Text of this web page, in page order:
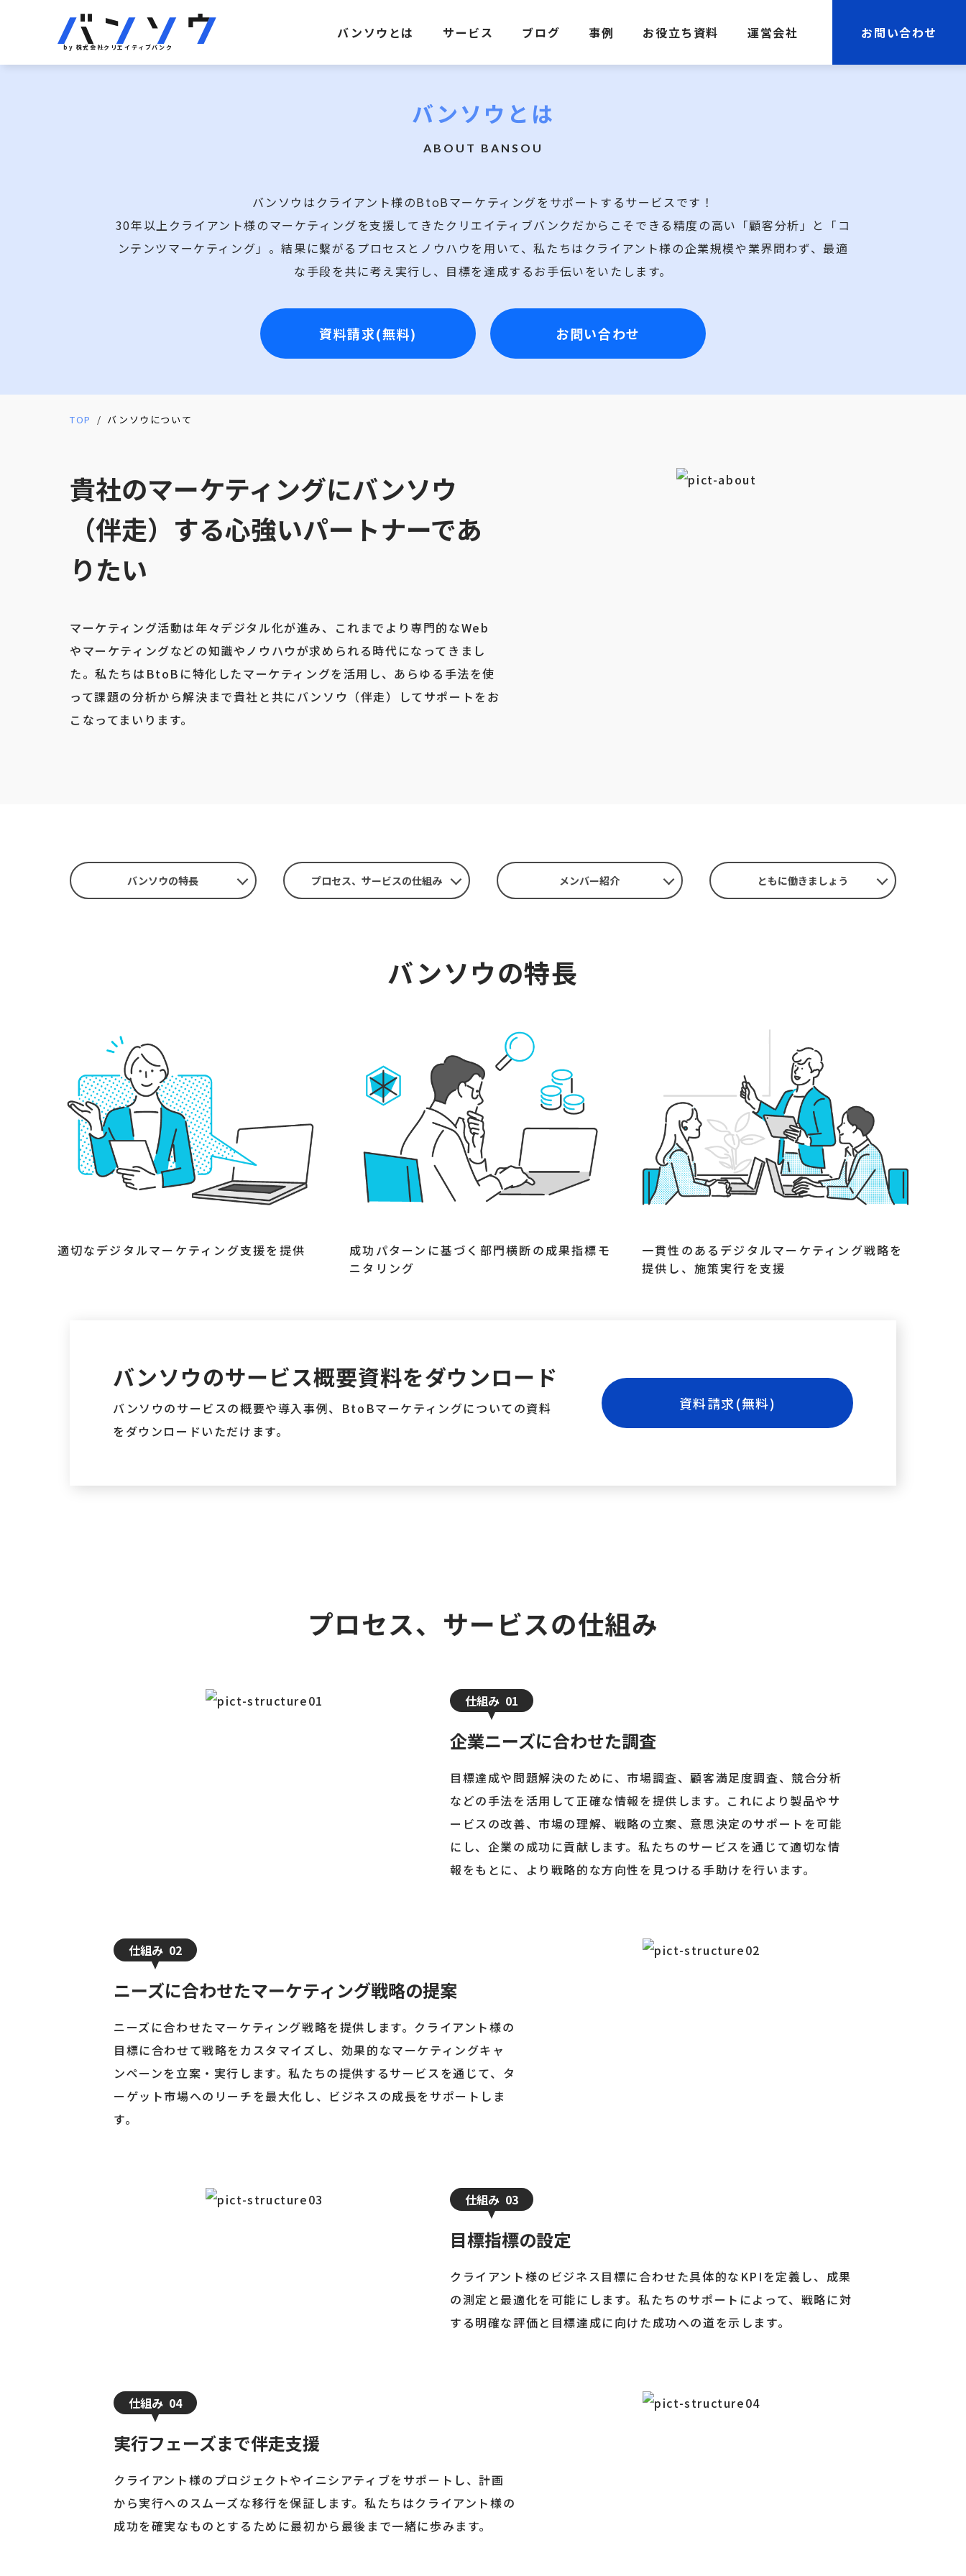
by 株式会社クリエイティブバンク
バンソウとは サービス ブログ 事例 お役立ち資料 運営会社 お問い合わせ
バンソウとは
ABOUT BANSOU
バンソウはクライアント様のBtoBマーケティングをサポートするサービスです！
30年以上クライアント様のマーケティングを支援してきたクリエイティブバンクだからこそできる精度の高い「顧客分析」と「コ
ンテンツマーケティング」。結果に繫がるプロセスとノウハウを用いて、私たちはクライアント様の企業規模や業界問わず、最適
な手段を共に考え実行し、目標を達成するお手伝いをいたします。
資料請求(無料) お問い合わせ
TOP バンソウについて
貴社のマーケティングにバンソウ
（伴走）する心強いパートナーであ
りたい
マーケティング活動は年々デジタル化が進み、これまでより専門的なWeb
やマーケティングなどの知識やノウハウが求められる時代になってきまし
た。私たちはBtoBに特化したマーケティングを活用し、あらゆる手法を使
って課題の分析から解決まで貴社と共にバンソウ（伴走）してサポートをお
こなってまいります。
バンソウの特長 プロセス、 サービスの仕組み メンバー紹介 ともに働きましょう
バンソウの特長
適切なデジタルマーケティング支援を提供
成功パターンに基づく部門横断の成果指標モ
ニタリング
一貫性のあるデジタルマーケティング戦略を
提供し、施策実行を支援
バンソウのサービス概要資料をダウンロード
バンソウのサービスの概要や導入事例、BtoBマーケティングについての資料
をダウンロードいただけます。
資料請求(無料)
プロセス、サービスの仕組み
仕組み 01
企業ニーズに合わせた調査
目標達成や問題解決のために、市場調査、顧客満足度調査、競合分析
などの手法を活用して正確な情報を提供します。これにより製品やサ
ービスの改善、市場の理解、戦略の立案、意思決定のサポートを可能
にし、企業の成功に貢献します。私たちのサービスを通じて適切な情
報をもとに、より戦略的な方向性を見つける手助けを行います。
仕組み 02
ニーズに合わせたマーケティング戦略の提案
ニーズに合わせたマーケティング戦略を提供します。クライアント様の
目標に合わせて戦略をカスタマイズし、効果的なマーケティングキャ
ンペーンを立案・実行します。私たちの提供するサービスを通じて、タ
ーゲット市場へのリーチを最大化し、ビジネスの成長をサポートしま
す。
仕組み 03
目標指標の設定
クライアント様のビジネス目標に合わせた具体的なKPIを定義し、成果
の測定と最適化を可能にします。私たちのサポートによって、戦略に対
する明確な評価と目標達成に向けた成功への道を示します。
仕組み 04
実行フェーズまで伴走支援
クライアント様のプロジェクトやイニシアティブをサポートし、計画
から実行へのスムーズな移行を保証します。私たちはクライアント様の
成功を確実なものとするために最初から最後まで一緒に歩みます。